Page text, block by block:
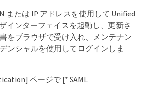
または IP アドレスを使用して Unified
インターフェイスを起動し、更新さ
をブラウザで受け入れ、メンテナン
ンシャルを使用してログインしま
ページで [* SAML